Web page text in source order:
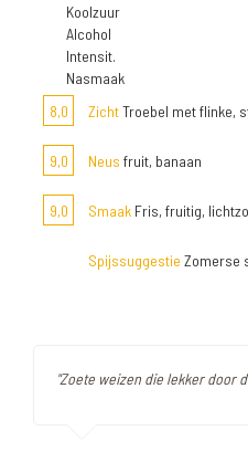
Koolzuur
Alcohol
Intensit.
Nasmaak
8,0
ZichtTroebel met flinke,
9,0 Neus fruit, banaan
9,0 Smaak Fris, fruitig,
Spijssuggestie Zomerse
"Zoete weizen die lekker door